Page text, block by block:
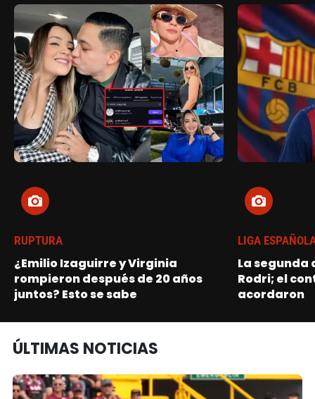
RUPTURA
¿Emilio Izaguirre y Virginia
rompieron después de 20 años
juntos? Esto se sabe
LIGA
La
Rodri; el
acordaron
ÚLTIMAS NOTICIAS